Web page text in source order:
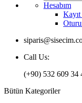
Hesabım
Call Us:
(+90) 532 609 34
Bütün Kategoriler